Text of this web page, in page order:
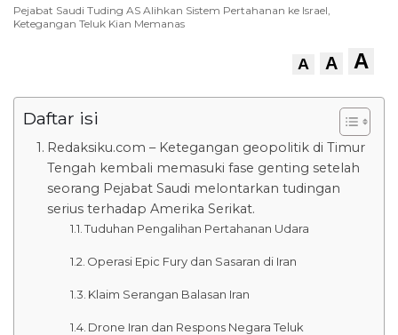
Pejabat Saudi Tuding AS Alihkan Sistem Pertahanan ke Israel,
Ketegangan Teluk Kian Memanas
A A A
Daftar isi
Redaksiku.com – Ketegangan geopolitik di Timur
Tengah kembali memasuki fase genting setelah
seorang Pejabat Saudi melontarkan tudingan
serius terhadap Amerika Serikat.
Tuduhan Pengalihan Pertahanan Udara
Operasi Epic Fury dan Sasaran di Iran
Klaim Serangan Balasan Iran
Drone Iran dan Respons Negara Teluk